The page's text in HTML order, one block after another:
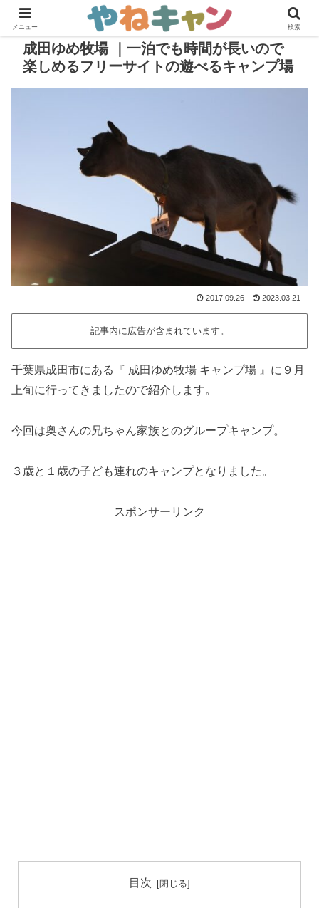
成田ゆめ牧場 ｜一泊でも時間が長いので
楽しめるフリーサイトの遊べるキャンプ場
2017.09.26 2023.03.21
記事内に広告が含まれています。
千葉県成田市にある『 成田ゆめ牧場 キャンプ場 』に９月
上旬に行ってきましたので紹介します。
今回は奥さんの兄ちゃん家族とのグループキャンプ。
３歳と１歳の子ども連れのキャンプとなりました。
スポンサーリンク
目次
メニュー 検索